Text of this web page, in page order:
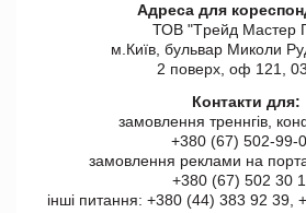
Адреса для
ТОВ "Tрейд Мастер
м.Київ, бульвар Миколи
2 поверх, оф 121,
Контакти для:
замовлення треннгів,
+380 (67) 502-99-
замовлення реклами на
+380 (67) 502 30
інші питання: +380 (44) 383 92 39,